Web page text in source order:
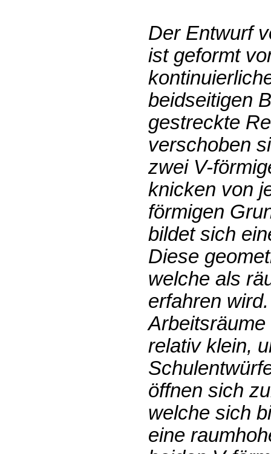
Der Entwurf
ist geformt
beidseitigen
gestreckte
verschoben
zwei V-
knicken von
förmigen
bildet sich
Diese
welche als
erfahren
relativ klein,
öffnen sich
welche sich
eine